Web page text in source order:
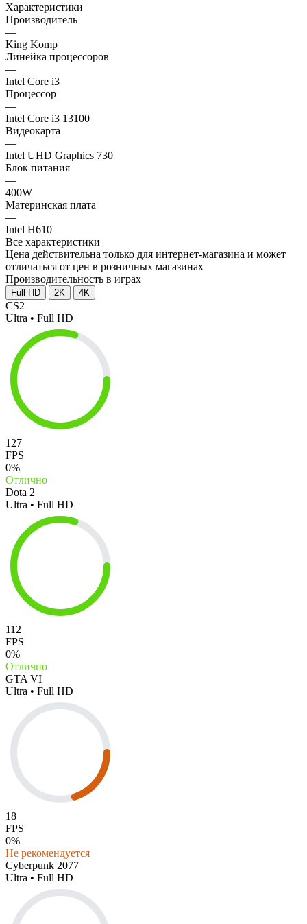
Характеристики
Производитель
—
King Komp
Линейка процессоров
—
Intel Core i3
Процессор
—
Intel Core i3 13100
Видеокарта
—
Intel UHD Graphics 730
Блок питания
—
400W
Материнская плата
—
Intel H610
Все характеристики
Цена действительна только для интернет-магазина и может
отличаться от цен в розничных магазинах
Производительность в играх
Full HD 2K 4K
CS2
Ultra • Full HD
127
FPS
0%
Отлично
Dota 2
Ultra • Full HD
112
FPS
0%
Отлично
GTA VI
Ultra • Full HD
18
FPS
0%
Не рекомендуется
Cyberpunk 2077
Ultra • Full HD